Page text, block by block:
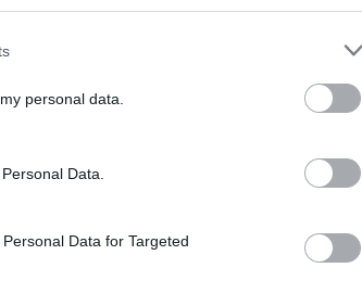
personal data.
Data.
Data for Targeted
ΤΕΛΕΥΤΑΙΑ ΝΕΑ
αποτελέσματα των
αγώνων του